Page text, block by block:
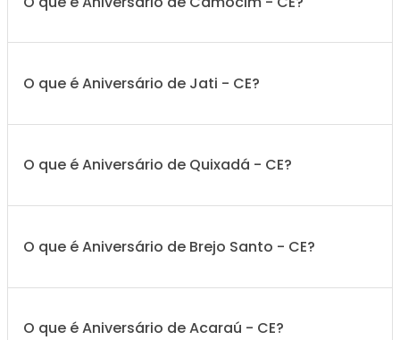
O que é Aniversário de Jati - CE?
O que é Aniversário de Quixadá - CE?
O que é Aniversário de Brejo Santo - CE?
O que é Aniversário de Acaraú - CE?